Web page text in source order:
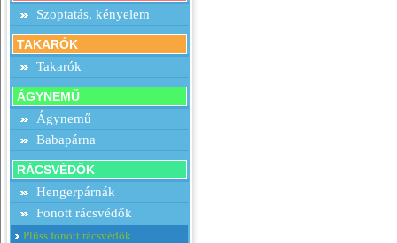
Szoptatás, kényelem
TAKARÓK
Takarók
ÁGYNEMŰ
Ágynemű
Babapárna
RÁCSVÉDŐK
Hengerpárnák
Fonott rácsvédők
Plüss fonott rácsvédők